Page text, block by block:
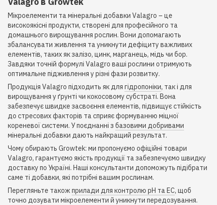
Мікроелементи та мінеральні добавки Valagro – це
високоякісні продукти, створені для професійного та
домашнього вирощування рослин. Вони допомагають
збалансувати живлення та уникнути дефіциту важливих
елементів, таких як залізо, цинк, марганець, мідь чи бор.
Завдяки точній формулі Valagro ваші рослини отримують
оптимальне підживлення у різні фази розвитку.
Продукція Valagro підходить як для гідропоніки, так і для
вирощування у ґрунті чи кокосовому субстраті. Вона
забезпечує швидке засвоєння елементів, підвищує стійкість
до стресових факторів та сприяє формуванню міцної
кореневої системи. У поєднанні з базовими добривами
мінеральні добавки дають найкращий результат.
Чому обирають Growtek: ми пропонуємо офіційні товари
Valagro, гарантуємо якість продукції та забезпечуємо швидку
доставку по Україні. Наші консультанти допоможуть підібрати
саме ті добавки, які потрібні вашим рослинам.
Перегляньте такожприлади для контролю pH та EC, щоб
точно дозувати мікроелементи й уникнути передозування.